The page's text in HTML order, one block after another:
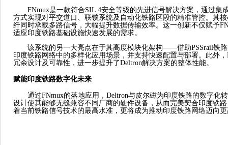
FNmux是一款符合SIL 4安全等级的先进信号解决方案，通过集
方式实现对平交道口、联锁系统及自动化铁路区段的精准管控。其
纤同时承载多路信号，大幅提升数据传输效率。这一创新不仅赋予
适应印度铁路基础设施快速发展的需求。
该系统的另一大亮点在于其高度模块化架构——借助PSSrail铁路
印度铁路网络中的多样化应用场景，并支持快速配置与部署。此外
冗余设计及可靠性，进一步提升了Deltron解决方案的整体性能。
赋能印度铁路数字化未来
通过FNmux的落地应用，Deltron与皮尔磁为印度铁路的数字化
设计使其能够无缝兼容不同厂商的硬件设备，从而完美契合印度铁
着当前铁路信号技术的最高水准，更将成为推动印度铁路网络迈向